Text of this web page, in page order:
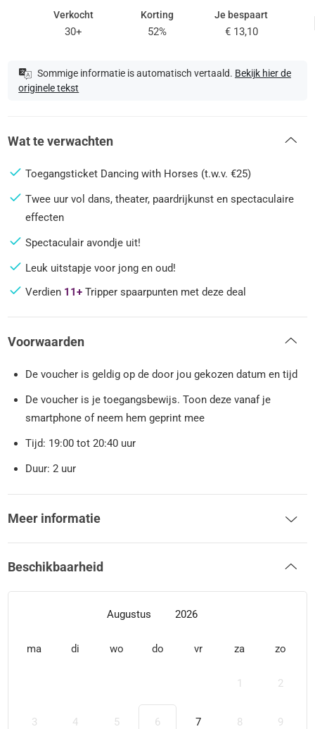
Verkocht
30+
Korting
52%
Je bespaart
€ 13,10
Sommige informatie is automatisch vertaald. Bekijk hier de
originele tekst
Wat te verwachten
Toegangsticket Dancing with Horses (t.w.v. €25)
Twee uur vol dans, theater, paardrijkunst en spectaculaire
effecten
Spectaculair avondje uit!
Leuk uitstapje voor jong en oud!
Verdien 11+ Tripper spaarpunten met deze deal
Voorwaarden
De voucher is geldig op de door jou gekozen datum en tijd
De voucher is je toegangsbewijs. Toon deze vanaf je
smartphone of neem hem geprint mee
Tijd: 19:00 tot 20:40 uur
Duur: 2 uur
Meer informatie
Beschikbaarheid
Augustus 2026
ma di wo do vr za zo
1 2
3 4 5 6 7 8 9